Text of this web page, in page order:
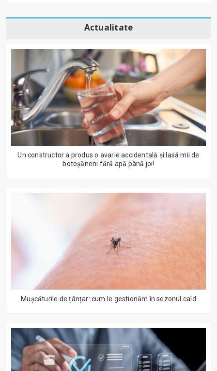
Actualitate
Un constructor a produs o avarie accidentală și lasă mii de
botoșăneni fără apă până joi!
Mușcăturile de țânțar: cum le gestionăm în sezonul cald